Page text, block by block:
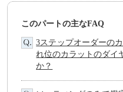
このパートの主なFAQ
3ステップオーダーの
れ位のカラットのダイ
か？